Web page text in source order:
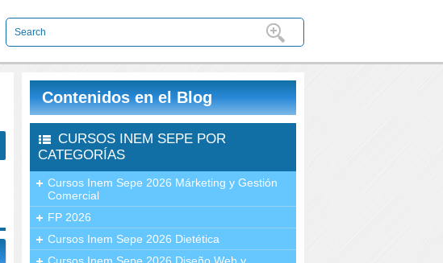
Contenidos en el Blog
CURSOS INEM SEPE POR
CATEGORÍAS
Cursos Inem Sepe 2026 Márketing y Gestión
Comercial
FP 2026
Cursos Inem Sepe 2026 Dietética